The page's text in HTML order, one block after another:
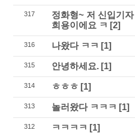
317
정화형~ 저 신입기자
희용이에요 ㅋ [2]
316 나왔다 ㅋㅋ [1]
315 안녕하세요. [1]
314 ㅎㅎㅎ [1]
313 놀러왔다 ㅋㅋㅋ [1]
312 ㅋㅋㅋㅋ [1]